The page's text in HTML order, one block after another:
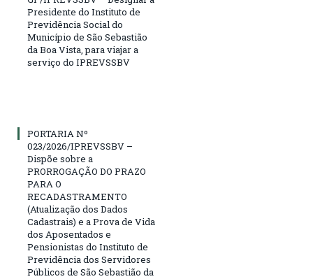
Presidente do Instituto de
Previdência Social do
Município de São Sebastião
da Boa Vista, para viajar a
serviço do IPREVSSBV
PORTARIA Nº
023/2026/IPREVSSBV –
Dispõe sobre a
PRORROGAÇÃO DO PRAZO
PARA O
RECADASTRAMENTO
(Atualização dos Dados
Cadastrais) e a Prova de Vida
dos Aposentados e
Pensionistas do Instituto de
Previdência dos Servidores
Públicos de São Sebastião da